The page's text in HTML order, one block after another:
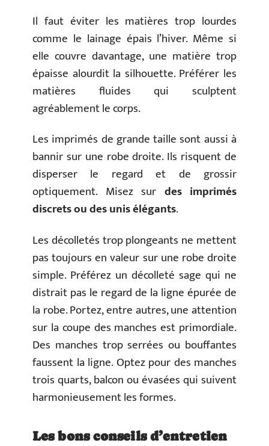
Il faut éviter les matières trop lourdes
comme le lainage épais l’hiver. Même si
elle couvre davantage, une matière trop
épaisse alourdit la silhouette. Préférer les
matières fluides qui sculptent
agréablement le corps.
Les imprimés de grande taille sont aussi à
bannir sur une robe droite. Ils risquent de
disperser le regard et de grossir
optiquement. Misez sur des imprimés
discrets ou des unis élégants.
Les décolletés trop plongeants ne mettent
pas toujours en valeur sur une robe droite
simple. Préférez un décolleté sage qui ne
distrait pas le regard de la ligne épurée de
la robe. Portez, entre autres, une attention
sur la coupe des manches est primordiale.
Des manches trop serrées ou bouffantes
faussent la ligne. Optez pour des manches
trois quarts, balcon ou évasées qui suivent
harmonieusement les formes.
Les bons conseils d’entretien